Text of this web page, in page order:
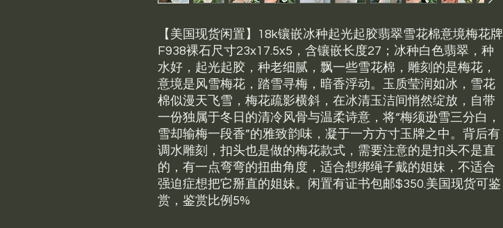
【美国现货闲置】18k镶嵌冰种起光起胶翡翠雪花棉意境梅花牌
F938裸石尺寸23x17.5x5，含镶嵌长度27；冰种白色翡翠，种
水好，起光起胶，种老细腻，飘一些雪花棉，雕刻的是梅花，
意境是风雪梅花，踏雪寻梅，暗香浮动。玉质莹润如冰，雪花
棉似漫天飞雪，梅花疏影横斜，在冰清玉洁间悄然绽放，自带
一份独属于冬日的清冷风骨与温柔诗意，将“梅须逊雪三分白，
雪却输梅一段香”的雅致韵味，凝于一方方寸玉牌之中。背后有
调水雕刻，扣头也是做的梅花款式，需要注意的是扣头不是直
的，有一点弯弯的扭曲角度，适合想绑绳子戴的姐妹，不适合
强迫症想把它掰直的姐妹。闲置有证书包邮$350.美国现货可鉴
赏，鉴赏比例5%